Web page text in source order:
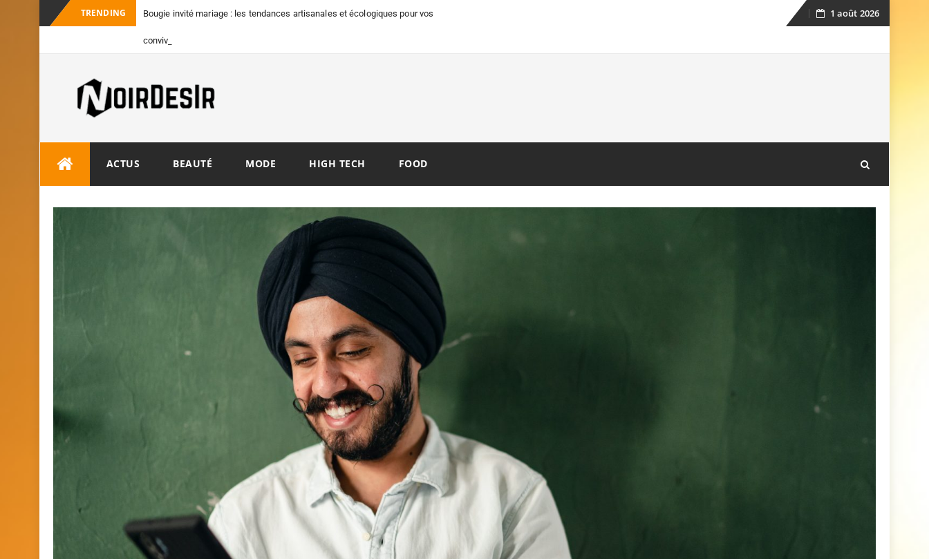
TRENDING Bougie invité mariage : les tendances artisanales et écologiques pour vos
convives
1 août 2026
ACTUS BEAUTÉ MODE HIGH TECH FOOD